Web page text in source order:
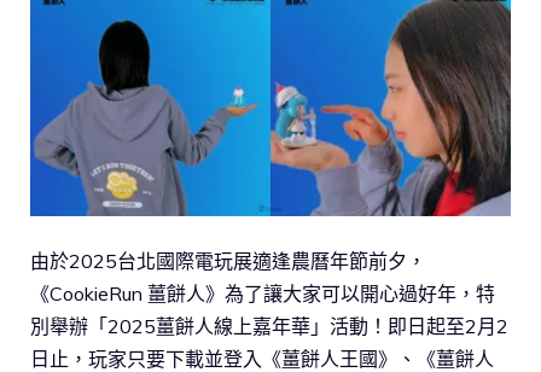
由於2025台北國際電玩展適逢農曆年節前夕，
《CookieRun 薑餅人》為了讓大家可以開心過好年，特
別舉辦「2025薑餅人線上嘉年華」活動！即日起至2月2
日止，玩家只要下載並登入《薑餅人王國》、《薑餅人